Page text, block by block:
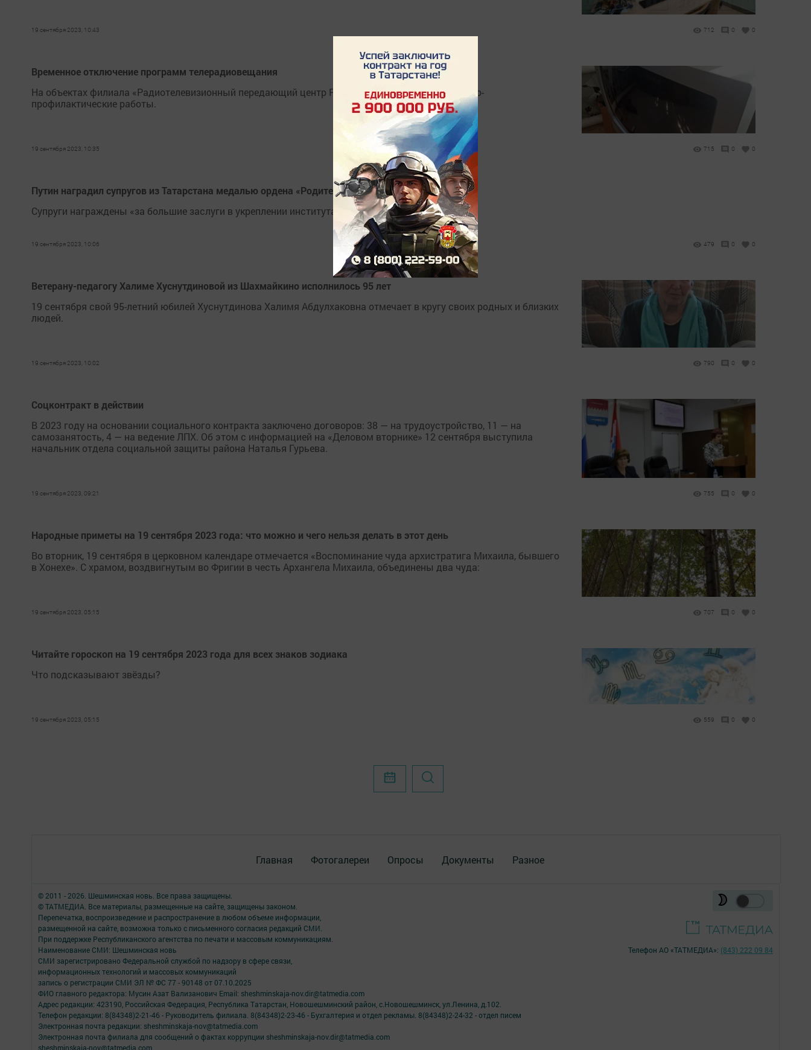
19 сентября 2023, 10:43 712 0 0
Временное отключение программ телерадиовещания
На объектах филиала «Радиотелевизионный передающий центр РТ» будут проводиться ремонтно-
профилактические работы.
19 сентября 2023, 10:35 715 0 0
Путин наградил супругов из Татарстана медалью ордена «Родительская слава»
Супруги награждены «за большие заслуги в укреплении института семьи и воспитании детей».
19 сентября 2023, 10:06 479 0 0
Ветерану-педагогу Халиме Хуснутдиновой из Шахмайкино исполнилось 95 лет
19 сентября свой 95-летний юбилей Хуснутдинова Халимя Абдулхаковна отмечает в кругу своих родных и близких
людей.
19 сентября 2023, 10:02 790 0 0
Соцконтракт в действии
В 2023 году на основании социального контракта заключено договоров: 38 — на трудоустройство, 11 — на
самозанятость, 4 — на ведение ЛПХ. Об этом с информацией на «Деловом вторнике» 12 сентября выступила
начальник отдела социальной защиты района Наталья Гурьева.
19 сентября 2023, 09:21 755 0 0
Народные приметы на 19 сентября 2023 года: что можно и чего нельзя делать в этот день
Во вторник, 19 сентября в церковном календаре отмечается «Воспоминание чуда архистратига Михаила, бывшего
в Хонехе». С храмом, воздвигнутым во Фригии в честь Архангела Михаила, объединены два чуда:
19 сентября 2023, 05:15 707 0 0
Читайте гороскоп на 19 сентября 2023 года для всех знаков зодиака
Что подсказывают звёзды?
19 сентября 2023, 05:15 559 0 0
Главная Фотогалереи Опросы Документы Разное
© 2011 - 2026. Шешминская новь. Все права защищены.
© ТАТМЕДИА. Все материалы, размещенные на сайте, защищены законом.
Перепечатка, воспроизведение и распространение в любом объеме информации,
размещенной на сайте, возможна только с письменного согласия редакций СМИ.
При поддержке Республиканского агентства по печати и массовым коммуникациям.
Наименование СМИ: Шешминская новь
СМИ зарегистрировано Федеральной службой по надзору в сфере связи,
информационных технологий и массовых коммуникаций
запись о регистрации СМИ ЭЛ № ФС 77 - 90148 от 07.10.2025
ФИО главного редактора: Мусин Азат Вализанович Email: sheshminskaja-nov.dir@tatmedia.com
Адрес редакции: 423190, Российская Федерация, Республика Татарстан, Новошешминский район, с.Новошешминск, ул.Ленина, д.102.
Телефон редакции: 8(84348)2-21-46 - Руководитель филиала. 8(84348)2-23-46 - Бухгалтерия и отдел рекламы. 8(84348)2-24-32 - отдел писем
Электронная почта редакции: sheshminskaja-nov@tatmedia.com
Электронная почта филиала для сообщений о фактах коррупции sheshminskaja-nov.dir@tatmedia.com
sheshminskaja-nov@tatmedia.com
Телефон АО «ТАТМЕДИА»: (843) 222 09 84